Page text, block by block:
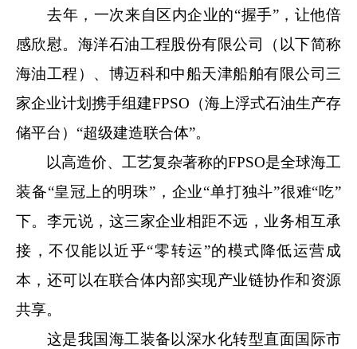
去年，一次来自区内企业的“握手”，让他倍
感欣慰。海洋石油工程股份有限公司（以下简称
海油工程）、博迈科和中船天津船舶有限公司三
家企业计划携手组建FPSO（海上浮式石油生产存
储平台）“超级建造联合体”。
以高造价、工艺复杂著称的FPSO是全球海工
装备“皇冠上的明珠”，企业“单打独斗”很难“吃”
下。李元说，这三家企业相距不远，业务相互承
接，不仅能以近乎“零转运”的模式降低运营成
本，还可以在联合体内部实现产业链协作和资源
共享。
这是我国海工装备以深水化转型直面国际市